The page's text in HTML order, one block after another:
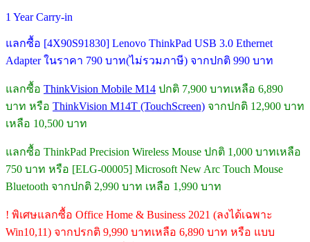
1 Year Carry-in
แลกซื้อ [4X90S91830] Lenovo ThinkPad USB 3.0 Ethernet
Adapter ในราคา 790 บาท(ไม่รวมภาษี) จากปกติ 990 บาท
แลกซื้อ ThinkVision Mobile M14 ปกติ 7,900 บาทเหลือ 6,890
บาท หรือ ThinkVision M14T (TouchScreen) จากปกติ 12,900 บาท
เหลือ 10,500 บาท
แลกซื้อ ThinkPad Precision Wireless Mouse ปกติ 1,000 บาทเหลือ
750 บาท หรือ [ELG-00005] Microsoft New Arc Touch Mouse
Bluetooth จากปกติ 2,990 บาท เหลือ 1,990 บาท
! พิเศษแลกซื้อ Office Home & Business 2021 (ลงได้เฉพาะ
Win10,11) จากปรกติ 9,990 บาทเหลือ 6,890 บาท หรือ แบบ